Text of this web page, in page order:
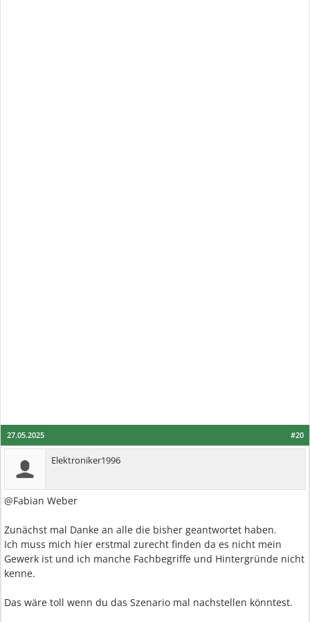
#20
27.05.2025
Elektroniker1996
@Fabian Weber
Zunächst mal Danke an alle die bisher geantwortet haben.
Ich muss mich hier erstmal zurecht finden da es nicht mein
Gewerk ist und ich manche Fachbegriffe und Hintergründe nicht
kenne.
Das wäre toll wenn du das Szenario mal nachstellen könntest.